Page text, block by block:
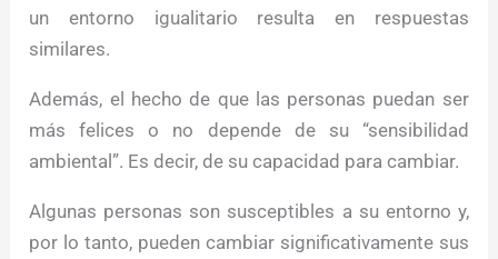
un entorno igualitario resulta en respuestas
similares.
Además, el hecho de que las personas puedan ser
más felices o no depende de su “sensibilidad
ambiental”. Es decir, de su capacidad para cambiar.
Algunas personas son susceptibles a su entorno y,
por lo tanto, pueden cambiar significativamente sus